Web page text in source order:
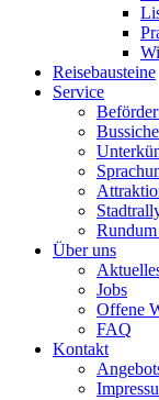
Reisebausteine
Service
Über uns
Jobs
Offene
FAQ
Kontakt